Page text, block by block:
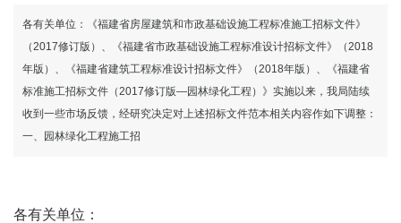
际官网
各有关单位：《福建省房屋建筑和市政基础设施工程标准施工招标文件》
（2017修订版）、《福建省市政基础设施工程标准设计招标文件》（2018
年版）、《福建省建筑工程标准设计招标文件》（2018年版）、《福建省
标准施工招标文件（2017修订版—园林绿化工程）》实施以来，我局陆续
收到一些市场反馈，经研究决定对上述招标文件范本相关内容作如下调整：
一、园林绿化工程施工招
各有关单位：